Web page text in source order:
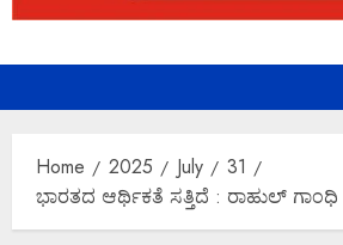
Home 2025 July
31
ಭಾರತದ ಆರ್ಥಿಕತೆ ಸತ್ತಿದೆ : ರಾಹುಲ್ ಗಾಂಧಿ